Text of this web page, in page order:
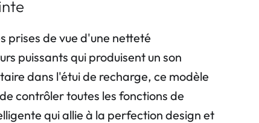
prises de vue d'une netteté
puissants qui produisent un son
dans l'étui de recharge, ce modèle
contrôler toutes les fonctions de
qui allie à la perfection design et